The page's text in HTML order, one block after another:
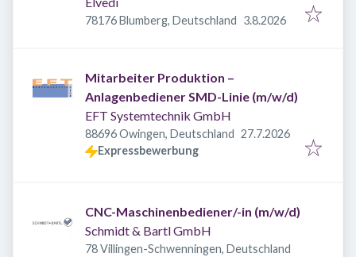
78176 Blumberg, Deutschland Veröffentlicht:
3.8.2026
Mitarbeiter Produktion –
Anlagenbediener SMD-Linie (m/w/d)
EFT Systemtechnik GmbH
88696 Owingen, Deutschland Veröffentlicht
27.7.2026
Expressbewerbung
CNC-Maschinenbediener/-in (m/w/d)
Schmidt & Bartl GmbH
78 Villingen-Schwenningen, Deutschland